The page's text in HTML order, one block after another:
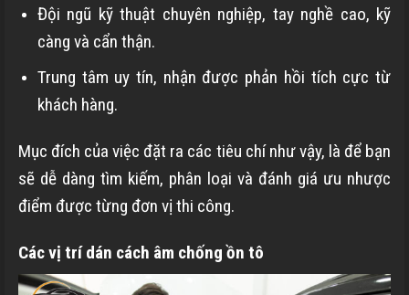
Đội ngũ kỹ thuật chuyên nghiệp, tay nghề cao, kỹ
càng và cẩn thận.
Trung tâm uy tín, nhận được phản hồi tích cực từ
khách hàng.
Mục đích của việc đặt ra các tiêu chí như vậy, là để bạn
sẽ dễ dàng tìm kiếm, phân loại và đánh giá ưu nhược
điểm được từng đơn vị thi công.
Các vị trí dán cách âm chống ồn tô